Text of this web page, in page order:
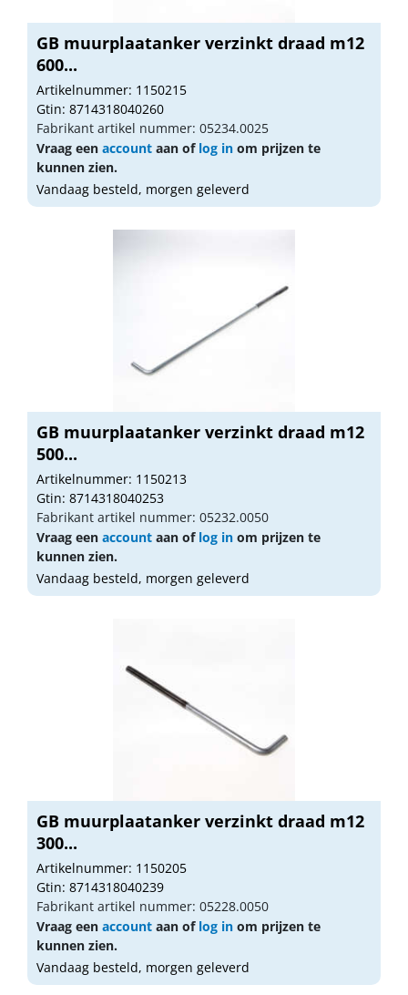
GB muurplaatanker verzinkt draad m12
600...
Artikelnummer: 1150215
Gtin: 8714318040260
Fabrikant artikel nummer: 05234.0025
Vraag een account aan of log in om prijzen te
kunnen zien.
Vandaag besteld, morgen geleverd
GB muurplaatanker verzinkt draad m12
500...
Artikelnummer: 1150213
Gtin: 8714318040253
Fabrikant artikel nummer: 05232.0050
Vraag een account aan of log in om prijzen te
kunnen zien.
Vandaag besteld, morgen geleverd
GB muurplaatanker verzinkt draad m12
300...
Artikelnummer: 1150205
Gtin: 8714318040239
Fabrikant artikel nummer: 05228.0050
Vraag een account aan of log in om prijzen te
kunnen zien.
Vandaag besteld, morgen geleverd